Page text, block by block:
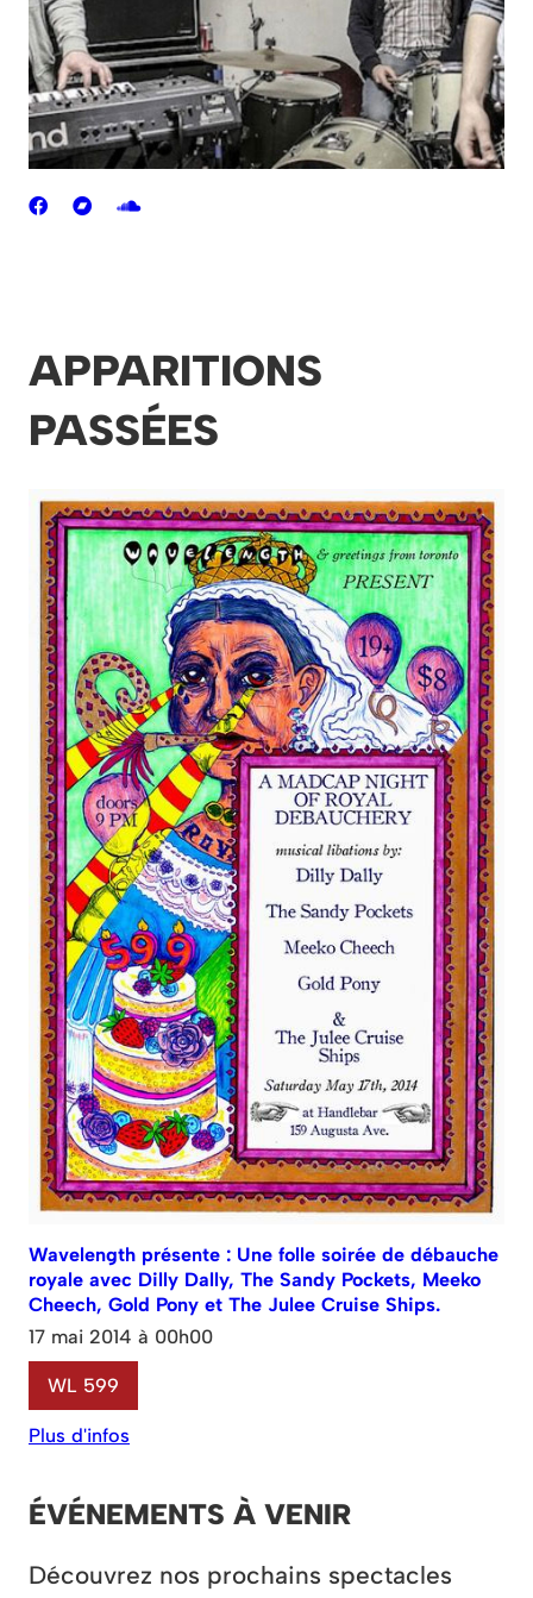
APPARITIONS
PASSÉES
Wavelength présente : Une folle soirée de débauche
royale avec Dilly Dally, The Sandy Pockets, Meeko
Cheech, Gold Pony et The Julee Cruise Ships.
17 mai 2014 à 00h00
WL 599
Plus d'infos
ÉVÉNEMENTS À VENIR
Découvrez nos prochains spectacles